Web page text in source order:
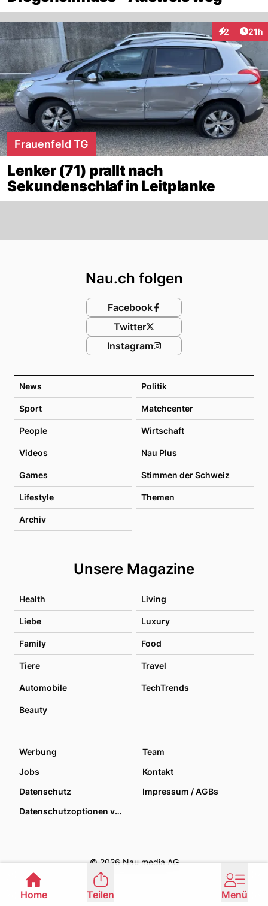
2
Interaktionen
21h
Frauenfeld TG
Lenker (71) prallt nach
Sekundenschlaf in Leitplanke
News Politik
Sport Matchcenter
People Wirtschaft
Videos Nau Plus
Games Stimmen der Schweiz
Lifestyle Themen
Archiv
Unsere Magazine
Health Living
Liebe Luxury
Family Food
Tiere Travel
Automobile TechTrends
Beauty
Nau.ch folgen
Facebook
Twitter
Instagram
Werbung
Team
Jobs
Kontakt
Datenschutz
Impressum / AGBs
Datenschutzoptionen verwalten
© 2026 Nau media AG
Home Teilen Menü